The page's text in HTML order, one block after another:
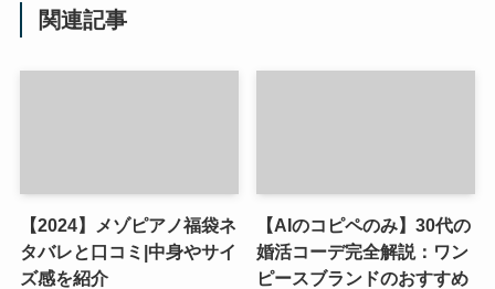
関連記事
【2024】メゾピアノ福袋ネ
タバレと口コミ|中身やサイ
ズ感を紹介
【AIのコピペのみ】30代の
婚活コーデ完全解説：ワン
ピースブランドのおすすめ